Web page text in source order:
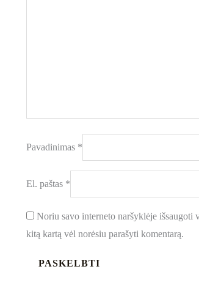
Pavadinimas *
El. paštas *
Noriu savo interneto naršyklėje išsaugoti
kitą kartą vėl norėsiu parašyti komentarą.